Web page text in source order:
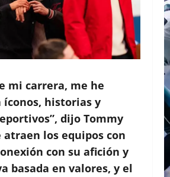
mi carrera, me he
íconos, historias y
dijo Tommy
atraen los equipos con
con su afición y
basada en valores, y el